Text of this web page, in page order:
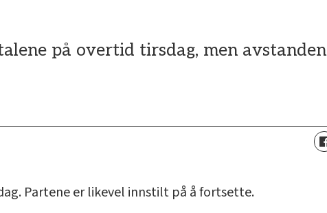
på overtid tirsdag, men avstanden
Partene er likevel innstilt på å fortsette.